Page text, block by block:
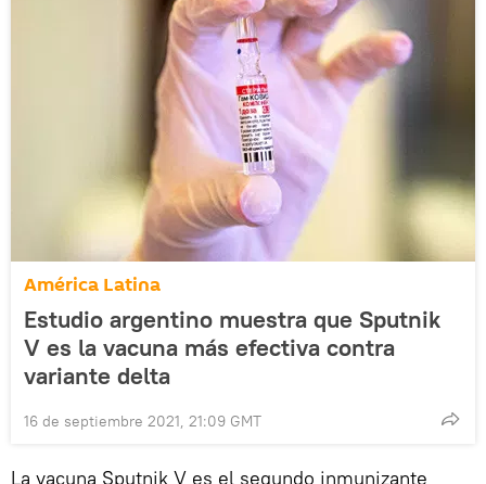
América Latina
Estudio argentino muestra que Sputnik
V es la vacuna más efectiva contra
variante delta
16 de septiembre 2021, 21:09 GMT
La vacuna Sputnik V es el segundo inmunizante